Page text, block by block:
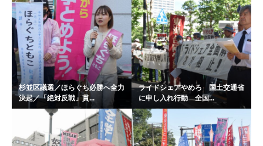
杉並区議選／ほらぐち必勝へ全力
決起／「絶対反戦」貫...
ライドシェアやめろ 国土交通省
に申し入れ行動 全国...